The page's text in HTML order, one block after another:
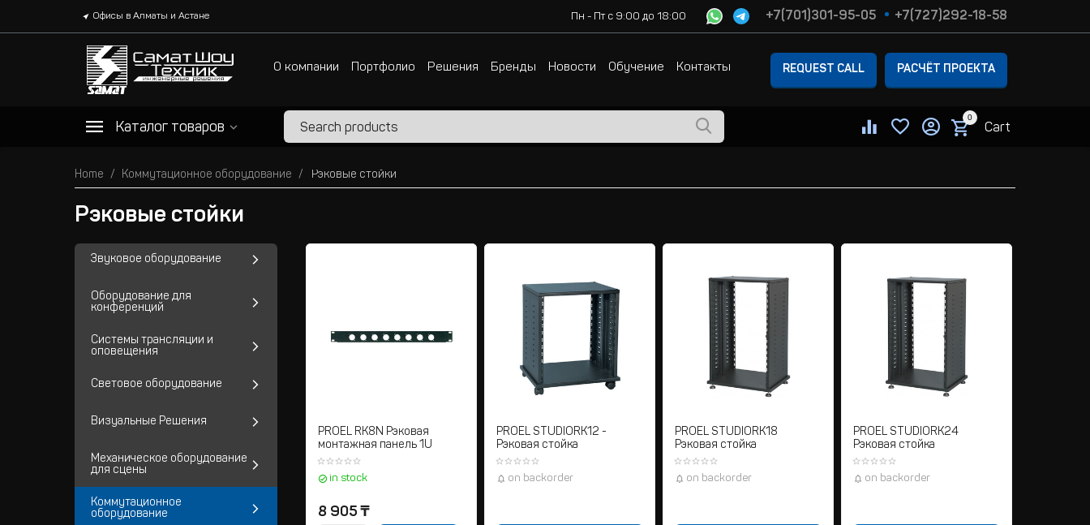
Офисы в Алматы и Астане Пн - Пт с 9:00 до 18:00 +7(701)301-95-05 +7(727)292-18-58
О компании Портфолио Решения Бренды Новости Обучение Контакты REQUEST CALL РАСЧЁТ ПРОЕКТА
Каталог товаров
0
Cart
Home Коммутационное оборудование Рэковые стойки
Рэковые стойки
PROEL RK8N Рэковая
монтажная панель 1U
in stock
8 905 ₸
PROEL STUDIORK12 -
Рэковая стойка
on backorder
PROEL STUDIORK18
Рэковая стойка
on backorder
PROEL STUDIORK24
Рэковая стойка
on backorder
Звуковое оборудование
Оборудование для
конференций
Системы трансляции и
оповещения
Световое оборудование
Визуальные Решения
Механическое оборудование
для сцены
Коммутационное
оборудование